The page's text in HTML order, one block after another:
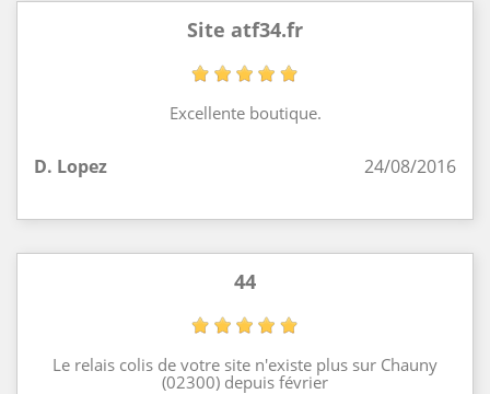
Site atf34.fr
Excellente boutique.
D. Lopez 24/08/2016
44
Le relais colis de votre site n'existe plus sur Chauny
(02300) depuis février